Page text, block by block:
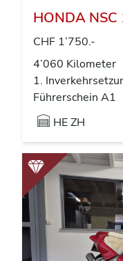
HONDA
CHF 1’750.-
4’060 Kilometer
1.
Führerschein A1
HE ZH